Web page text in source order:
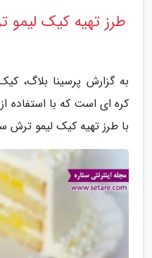
طرز تهیه کیک
به گزارش پرسینا بلاگ،
کره ای است که با استفاده
با طرز تهیه کیک لیمو ترش